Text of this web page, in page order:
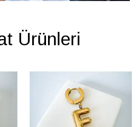
Ürünleri